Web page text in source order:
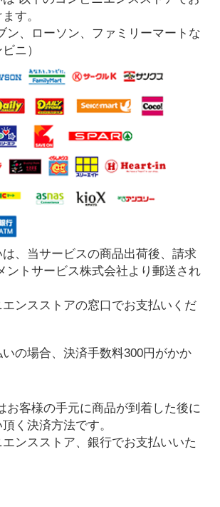
す。
ン、ローソン、ファミリーマートな
ニ）
、当サービスの商品出荷後、請求
ントサービス株式会社より郵送され
ンスストアの窓口でお支払いくだ
の場合、決済手数料300円がかか
お客様の手元に商品が到着した後に
く決済方法です。
ンスストア、銀行でお支払いいた